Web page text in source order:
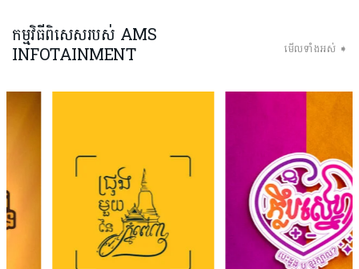
កម្មវិធីពិសេសរបស់ AMS
INFOTAINMENT មើលទាំងអស់ ➧